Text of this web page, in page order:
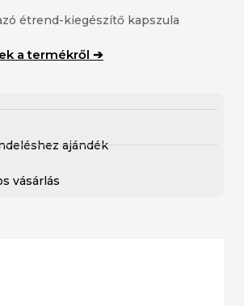
étrend-kiegészítő kapszula
a termékről ➔
ajándék
vásárlás